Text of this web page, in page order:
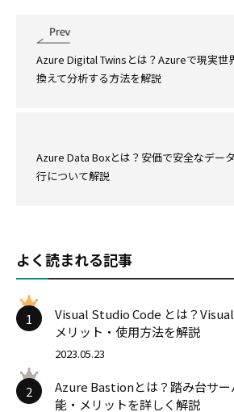
Azure Digital Twinsとは？Azureで現実世
換えて分析する方法を解説
Azure Data Boxとは？安価で安全なデー
行について解説
よく読まれる記事
1
Visual Studio Code とは？
メリット・使用方法を解説
2023.05.23
2
Azure Bastionとは？踏み台サ
能・メリットを詳しく解説